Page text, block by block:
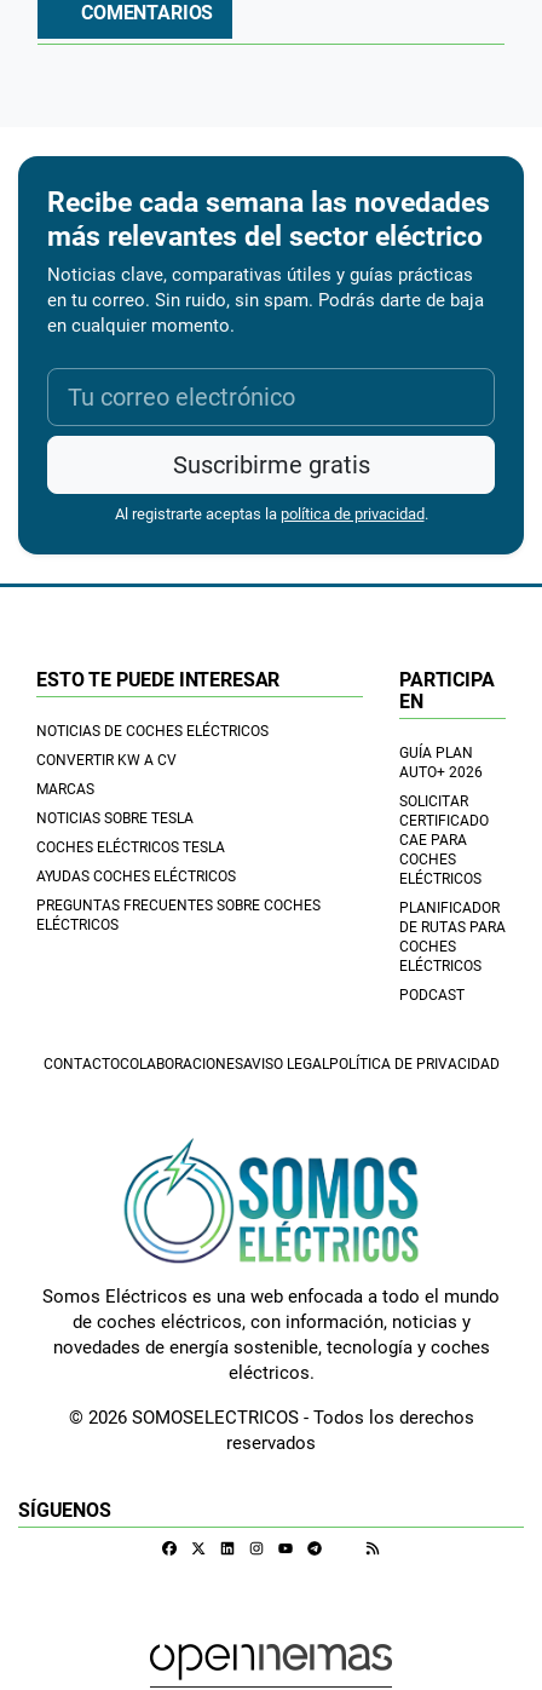
COMENTARIOS
Recibe cada semana las novedades
más relevantes del sector eléctrico
Noticias clave, comparativas útiles y guías prácticas
en tu correo. Sin ruido, sin spam. Podrás darte de baja
en cualquier momento.
Suscribirme gratis
Al registrarte aceptas la política de privacidad.
ESTO TE PUEDE INTERESAR
NOTICIAS DE COCHES ELÉCTRICOS
CONVERTIR KW A CV
MARCAS
NOTICIAS SOBRE TESLA
COCHES ELÉCTRICOS TESLA
AYUDAS COCHES ELÉCTRICOS
PREGUNTAS FRECUENTES SOBRE COCHES
ELÉCTRICOS
PARTICIPA
EN
GUÍA PLAN
AUTO+ 2026
SOLICITAR
CERTIFICADO
CAE PARA
COCHES
ELÉCTRICOS
PLANIFICADOR
DE RUTAS PARA
COCHES
ELÉCTRICOS
PODCAST
CONTACTOCOLABORACIONESAVISO LEGALPOLÍTICA DE PRIVACIDAD
Somos Eléctricos es una web enfocada a todo el mundo
de coches eléctricos, con información, noticias y
novedades de energía sostenible, tecnología y coches
eléctricos.
© 2026 SOMOSELECTRICOS - Todos los derechos
reservados
SÍGUENOS
FacebookLinkedinInstagramTelegram
Google Discover